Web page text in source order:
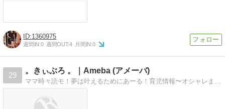
1360975
週間IN:0 週間OUT:4 月間IN:0
29
。きぃぶろ 。｜Ameba (アメーバ)
ママ時々読モ！夢は叶えるためにあーる！育児情報〜オシャレまで幅広く更新してます！撮影情報などもちょこちょこ